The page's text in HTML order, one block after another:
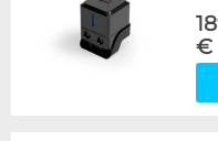
€